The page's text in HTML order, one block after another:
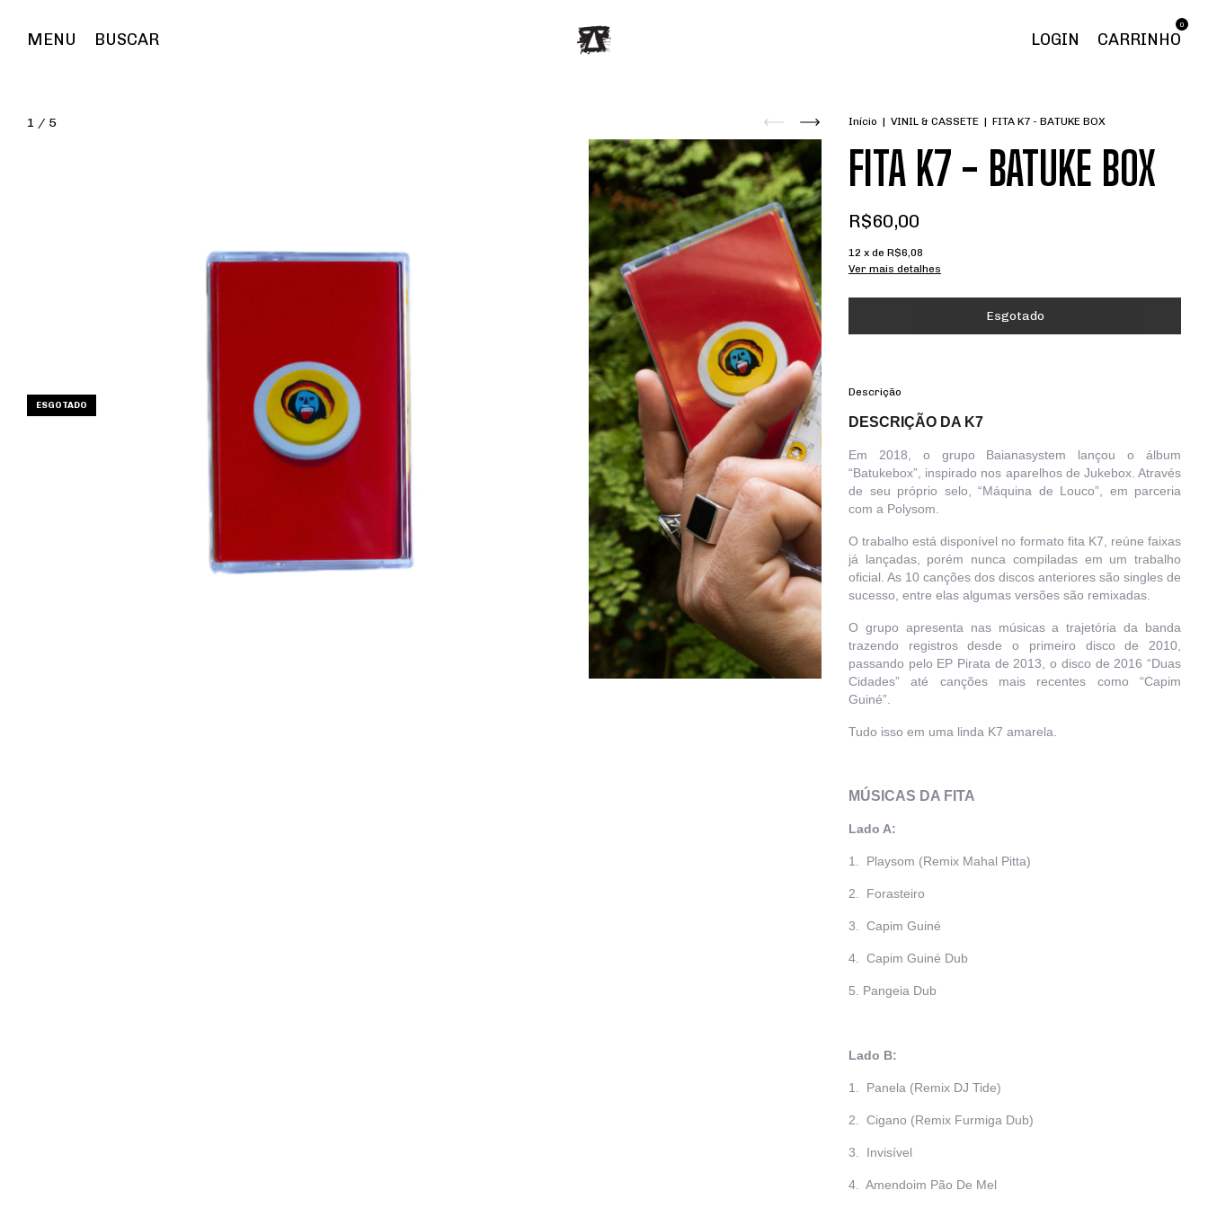
MENU BUSCAR LOGIN CARRINHO
0
1 / 5
ESGOTADO
Início | VINIL & CASSETE | FITA K7 - BATUKE BOX
FITA K7 - BATUKE BOX
R$60,00
12 x de R$6,08
Ver mais detalhes
Descrição
DESCRIÇÃO DA K7
Em 2018, o grupo Baianasystem lançou o álbum
“Batukebox”, inspirado nos aparelhos de Jukebox. Através
de seu próprio selo, “Máquina de Louco”, em parceria
com a Polysom.
O trabalho está disponível no formato fita K7, reúne faixas
já lançadas, porém nunca compiladas em um trabalho
oficial. As 10 canções dos discos anteriores são singles de
sucesso, entre elas algumas versões são remixadas.
O grupo apresenta nas músicas a trajetória da banda
trazendo registros desde o primeiro disco de 2010,
passando pelo EP Pirata de 2013, o disco de 2016 “Duas
Cidades” até canções mais recentes como “Capim
Guiné”.
Tudo isso em uma linda K7 amarela.
MÚSICAS DA FITA
Lado A:
1. Playsom (Remix Mahal Pitta)
2. Forasteiro
3. Capim Guiné
4. Capim Guiné Dub
5. Pangeia Dub
Lado B:
1. Panela (Remix DJ Tide)
2. Cigano (Remix Furmiga Dub)
3. Invisível
4. Amendoim Pão De Mel